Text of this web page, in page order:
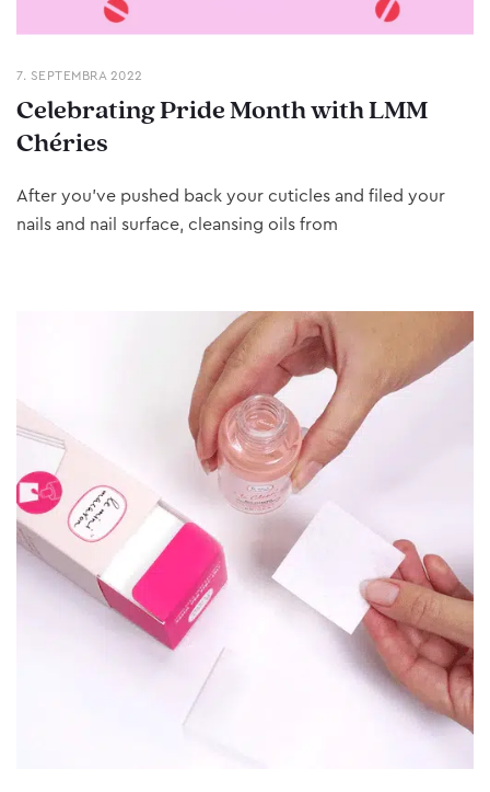
7. SEPTEMBRA 2022
Celebrating Pride Month with LMM
Chéries
After you’ve pushed back your cuticles and filed your
nails and nail surface, cleansing oils from